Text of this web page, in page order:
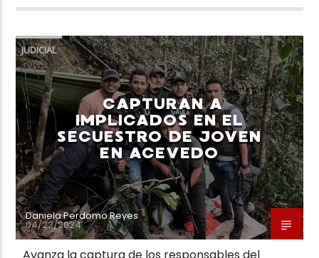
JUDICIAL
CAPTURAN A
IMPLICADOS EN EL
SECUESTRO DE JOVEN
EN ACEVEDO
Daniela Perdomo Reyes
04/23/2024